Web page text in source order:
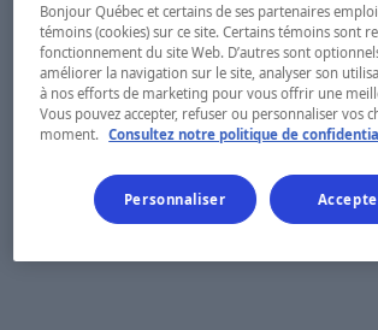
Bonjour Québec et certains de ses partenaires
témoins (cookies) sur ce site. Certains témoins sont
fonctionnement du site Web. D’autres sont
améliorer la navigation sur le site, analyser son
à nos efforts de marketing pour vous offrir une
Vous pouvez accepter, refuser ou personnaliser vos
moment.
Consultez notre politique de
Personnaliser